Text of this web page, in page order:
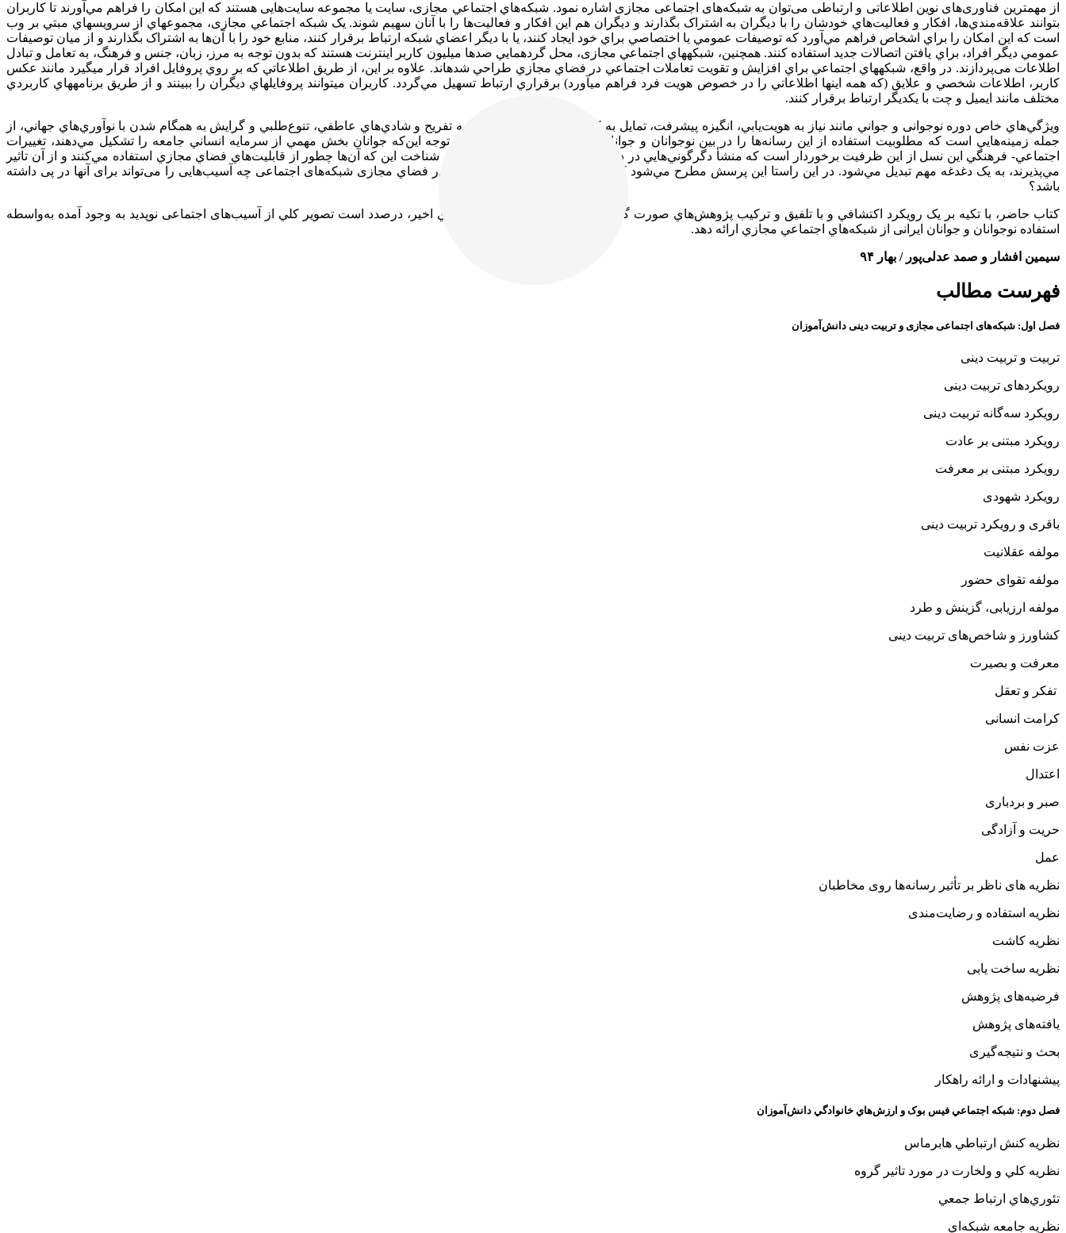
از مهمترین فناوری‌های نوین اطلاعاتی و ارتباطی می‌توان به شبکه‌های اجتماعی مجازی اشاره نمود. شبکه‌هاي اجتماعي مجازی، سایت يا مجموعه سایت‌هایی هستند که این امکان را فراهم مي‌آورند تا کاربران
بتوانند علاقه‌مندي‌ها، افکار و فعاليت‌هاي خودشان را با ديگران به اشتراک بگذارند و ديگران هم اين افکار و فعاليت‌ها را با آنان سهيم شوند. يک شبکه اجتماعي مجازی، مجموعه­اي از سرويس­هاي مبتي بر وب
است که اين امکان را براي اشخاص فراهم مي‌آورد که توصيفات عمومي يا اختصاصي براي خود ايجاد کنند، يا با ديگر اعضاي شبکه ارتباط برقرار کنند، منابع خود را با آن‌ها به اشتراک بگذارند و از ميان توصيفات
عمومي ديگر افراد، براي يافتن اتصالات جديد استفاده کنند. همچنین، شبکه­هاي اجتماعي مجازی، محل گردهمايي صدها ميليون کاربر اينترنت هستند که بدون توجه به مرز، زبان، جنس و فرهنگ، به تعامل و تبادل
اطلاعات می‌پردازند. در واقع، شبکه­هاي اجتماعي براي افزايش و تقويت تعاملات اجتماعي در فضاي مجازي طراحي شده­اند. علاوه بر این، از طريق اطلاعاتي که بر روي پروفايل افراد قرار مي­گيرد مانند عکس
کاربر، اطلاعات شخصي و علايق (که همه اين­ها اطلاعاتي را در خصوص هويت فرد فراهم مي­آورد) برقراري ارتباط تسهيل مي‌گردد. کاربران مي­توانند پروفايل­هاي ديگران را ببينند و از طريق برنامه­هاي کاربردي
مختلف مانند ايميل و چت با يکديگر ارتباط برقرار کنند.
ويژگي‌هاي خاص دوره نوجوانی و جواني مانند نياز به هويت‌يابي، انگيزه پيشرفت، تمايل به کشف امور ناشناخته، نياز به تفريح و شادي‌هاي عاطفي، تنوع‌طلبي و گرايش به همگام شدن با نوآوري‌هاي جهاني، از
جمله زمينه‌هايي است که مطلوبيت استفاده از اين رسانه‌ها را در بين نوجوانان و جوانان شدت مي‌بخشد. در واقع، با توجه این‌که جوانان بخش مهمي از سرمايه انساني جامعه را تشکيل مي‌دهند، تغييرات
اجتماعي- فرهنگي اين نسل از اين ظرفيت برخوردار است که منشأ دگرگوني‌هايي در ديگر سطوح جامعه باشد. از اين رو، شناخت اين که آن‌ها چطور از قابليت‌هاي فضاي مجازي استفاده مي‌کنند و از آن تاثير
مي‌پذيرند، به يک دغدغه مهم تبديل مي‌شود. در اين راستا اين پرسش مطرح مي‌شود که حضور نوجوانان و جوانان ایرانی در فضاي مجازی شبکه‌های اجتماعی چه آسیب‌هایی را می‌تواند برای آنها در پی داشته
باشد؟
کتاب حاضر، با تکيه بر يک رويکرد اکتشافي و با تلفيق و ترکيب پژوهش‌هاي صورت گرفته توسط نگارندگان طي سال‌هاي اخير، درصدد است تصوير کلي از آسیب‌های اجتماعی نوپدید به وجود آمده به‌واسطه
استفاده نوجوانان و جوانان ایرانی از شبکه‌هاي اجتماعي مجازي ارائه دهد.
سیمین افشار و صمد عدلی‌پور / بهار ۹۴
فهرست مطالب
فصل اول: شبکه‌های اجتماعی مجازی و تربیت دینی دانش‌آموزان
تربیت و تربیت دینی
رویکردهای تربیت دینی
رویکرد سه‌گانه تربیت دینی
رویکرد مبتنی بر عادت
رویکرد مبتنی بر معرفت
رویکرد شهودی
باقری و رویکرد تربیت دینی
مولفه عقلانیت
مولفه تقوای حضور
مولفه ارزیابی، گزینش و طرد
کشاورز و شاخص‌های تربیت دینی
معرفت و بصیرت
تفکر و تعقل
کرامت انسانی
عزت نفس
اعتدال
صبر و بردباری
حریت و آزادگی
عمل
نظریه های ناظر بر تأثیر رسانه‌ها روی مخاطبان
نظریه استفاده و رضایت‌مندی
نظریه کاشت
نظریه ساخت یابی
فرضیه‌های پژوهش
یافته‌های پژوهش
بحث و نتیجه‌گیری
پیشنهادات و ارائه راهکار
فصل دوم‌: شبکه اجتماعي فیس بوک و ارزش‌هاي خانوادگي دانش‌آموزان
نظريه کنش ارتباطي هابرماس
نظريه کلي و ولخارت در مورد تاثیر گروه
تئوري‌هاي ارتباط جمعي
نظريه جامعه شبکه‌اي